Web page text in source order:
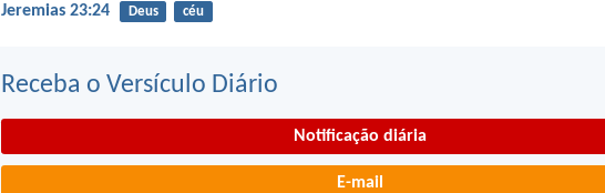
Jeremias 23:24 Deus céu
Receba o Versículo Diário
Notificação diária
E-mail